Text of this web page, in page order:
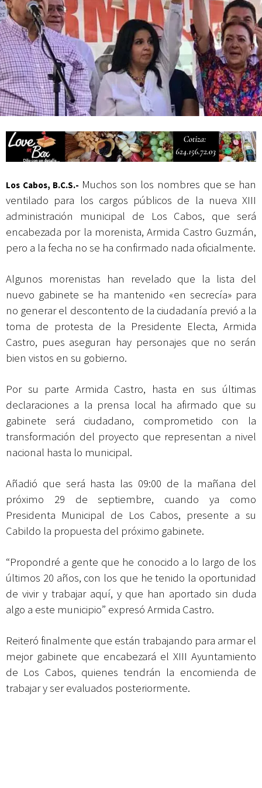
Campesina
Abierto Los Cabos celebra 10 años con un cuadro de lujo y con
actividades de acceso libre
Los Cabos, B.C.S.- Muchos son los nombres que se han
ventilado para los cargos públicos de la nueva XIII
administración municipal de Los Cabos, que será
encabezada por la morenista, Armida Castro Guzmán,
pero a la fecha no se ha confirmado nada oficialmente.
Algunos morenistas han revelado que la lista del
nuevo gabinete se ha mantenido «en secrecía» para
no generar el descontento de la ciudadanía previó a la
toma de protesta de la Presidente Electa, Armida
Castro, pues aseguran hay personajes que no serán
bien vistos en su gobierno.
Por su parte Armida Castro, hasta en sus últimas
declaraciones a la prensa local ha afirmado que su
gabinete será ciudadano, comprometido con la
transformación del proyecto que representan a nivel
nacional hasta lo municipal.
Añadió que será hasta las 09:00 de la mañana del
próximo 29 de septiembre, cuando ya como
Presidenta Municipal de Los Cabos, presente a su
Cabildo la propuesta del próximo gabinete.
“Propondré a gente que he conocido a lo largo de los
últimos 20 años, con los que he tenido la oportunidad
de vivir y trabajar aquí, y que han aportado sin duda
algo a este municipio” expresó Armida Castro.
Reiteró finalmente que están trabajando para armar el
mejor gabinete que encabezará el XIII Ayuntamiento
de Los Cabos, quienes tendrán la encomienda de
trabajar y ser evaluados posteriormente.